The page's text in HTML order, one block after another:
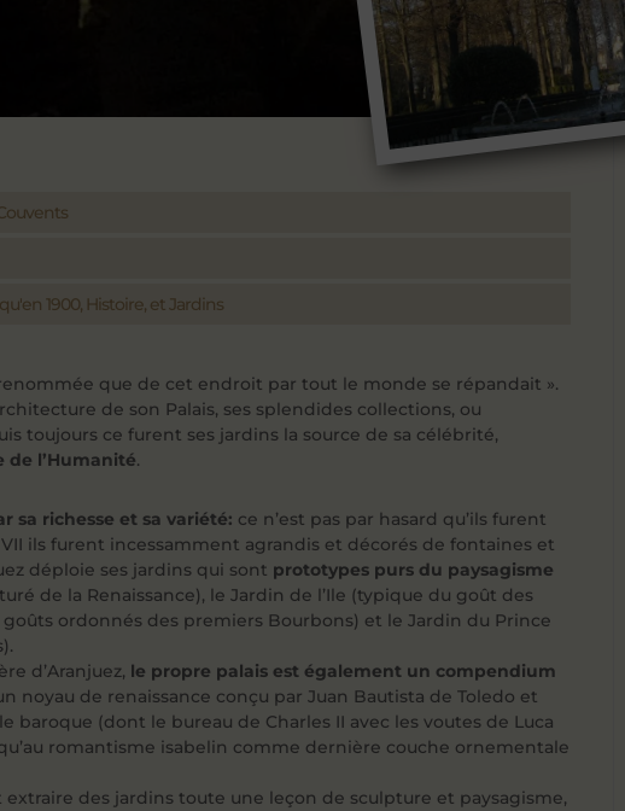
1900, Histoire, et Jardins
que de cet endroit par tout le monde se répandait ».
de son Palais, ses splendides collections, ou
toujours ce furent ses jardins la source de sa célébrité,
de l’Humanité.
sa richesse et sa variété: ce n’est pas par hasard qu’ils furent
ils furent incessamment agrandis et décorés de fontaines et
déploie ses jardins qui sont prototypes purs du paysagisme
de la Renaissance), le Jardin de l’Ile (typique du goût des
ordonnés des premiers Bourbons) et le Jardin du Prince
d’Aranjuez, le propre palais est également un compendium
noyau de renaissance conçu par Juan Bautista de Toledo et
baroque (dont le bureau de Charles II avec les voutes de Luca
romantisme isabelin comme dernière couche ornementale
des jardins toute une leçon de sculpture et paysagisme,